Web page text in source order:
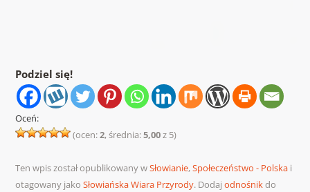
Podziel się!
Oceń:
(ocen:2, średnia:5,00z 5)
Ten wpis został opublikowany wSłowianie,Społeczeństwo - Polskai
otagowany jako Słowiańska Wiara Przyrody. Dodaj odnośnikdo